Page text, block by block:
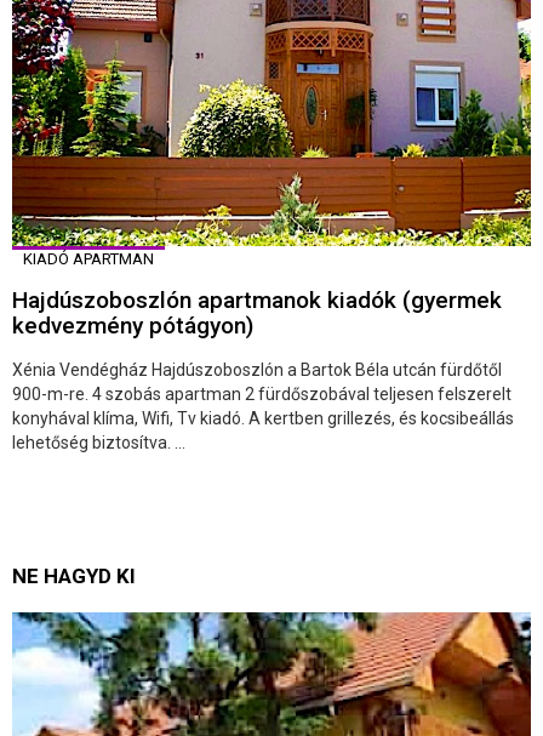
KIADÓ APARTMAN
Hajdúszoboszlón apartmanok kiadók (gyermek
kedvezmény pótágyon)
Xénia Vendégház Hajdúszoboszlón a Bartok Béla utcán fürdőtől
900-m-re. 4 szobás apartman 2 fürdőszobával teljesen felszerelt
konyhával klíma, Wifi, Tv kiadó. A kertben grillezés, és kocsibeállás
lehetőség biztosítva. ...
NE HAGYD KI